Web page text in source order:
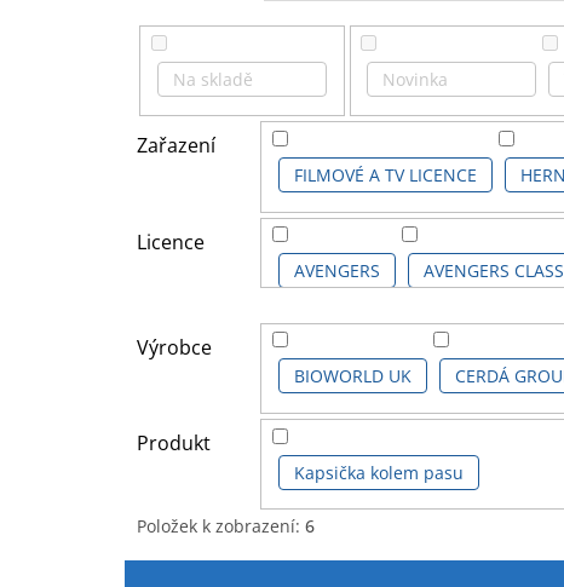
Na skladě Novinka
Zařazení
FILMOVÉ A TV LICENCE
Licence
AVENGERS AVENGERS
LILO & STITCH
POKÉMON POKÉMON GO
Výrobce
BIOWORLD UK CERDÁ
Produkt
Kapsička kolem pasu
Položek k zobrazení: 6